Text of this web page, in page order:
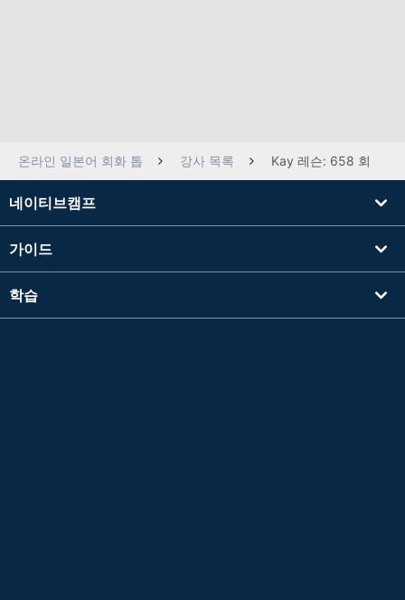
온라인 일본어 회화 톱 강사 목록 Kay 레슨: 658 회
네이티브캠프
가이드
학습